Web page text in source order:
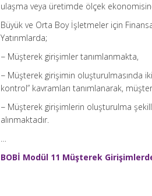
ulaşma veya üretimde ölçek
Büyük ve Orta Boy İşletmeler için
Yatırımlarda;
− Müşterek girişimler tanımlanmakta,
− Müşterek girişimin oluşturulmasında
kontrol” kavramları tanımlanarak,
− Müşterek girişimlerin oluşturulma
alınmaktadır.
…
BOBİ Modül 11 Müşterek